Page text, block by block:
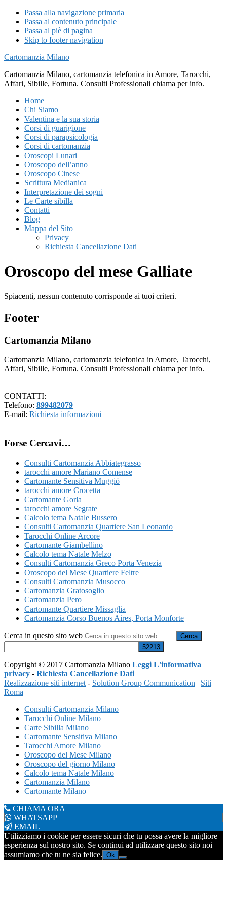
Passa alla navigazione primaria
Passa al contenuto principale
Passa al piè di pagina
Skip to footer navigation
Cartomanzia Milano
Cartomanzia Milano, cartomanzia telefonica in Amore, Tarocchi,
Affari, Sibille, Fortuna. Consulti Professionali chiama per info.
Home
Chi Siamo
Valentina e la sua storia
Corsi di guarigione
Corsi di parapsicologia
Corsi di cartomanzia
Oroscopi Lunari
Oroscopo dell’anno
Oroscopo Cinese
Scrittura Medianica
Interpretazione dei sogni
Le Carte sibilla
Contatti
Blog
Mappa del Sito
Privacy
Richiesta Cancellazione Dati
Oroscopo del mese Galliate
Spiacenti, nessun contenuto corrisponde ai tuoi criteri.
Footer
Cartomanzia Milano
Cartomanzia Milano, cartomanzia telefonica in Amore, Tarocchi,
Affari, Sibille, Fortuna. Consulti Professionali chiama per info.
CONTATTI:
Telefono: 899482079
E-mail: Richiesta informazioni
Forse Cercavi…
Consulti Cartomanzia Abbiategrasso
tarocchi amore Mariano Comense
Cartomante Sensitiva Muggió
tarocchi amore Crocetta
Cartomante Gorla
tarocchi amore Segrate
Calcolo tema Natale Bussero
Consulti Cartomanzia Quartiere San Leonardo
Tarocchi Online Arcore
Cartomante Giambellino
Calcolo tema Natale Melzo
Consulti Cartomanzia Greco Porta Venezia
Oroscopo del Mese Quartiere Feltre
Consulti Cartomanzia Musocco
Cartomanzia Gratosoglio
Cartomanzia Pero
Cartomante Quartiere Missaglia
Cartomanzia ​Corso Buenos Aires,​ Porta Monforte
Cerca in questo sito web
Copyright © 2017 Cartomanzia Milano Leggi L'informativa
privacy - Richiesta Cancellazione Dati
Realizzazione siti internet - Solution Group Communication | Siti
Roma
Consulti Cartomanzia Milano
Tarocchi Online Milano
Carte Sibilla Milano
Cartomante Sensitiva Milano
Tarocchi Amore Milano
Oroscopo del Mese Milano
Oroscopo del giorno Milano
Calcolo tema Natale Milano
Cartomanzia Milano
Cartomante Milano
CHIAMA ORA
WHATSAPP
EMAIL
Utilizziamo i cookie per essere sicuri che tu possa avere la migliore
esperienza sul nostro sito. Se continui ad utilizzare questo sito noi
assumiamo che tu ne sia felice. Ok